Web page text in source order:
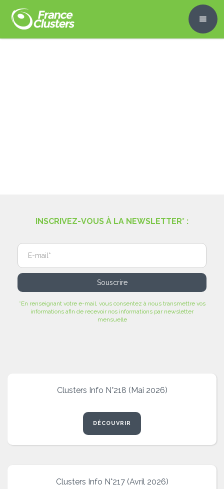
INSCRIVEZ-VOUS À LA NEWSLETTER* :
*En renseignant votre e-mail, vous consentez à nous transmettre vos
informations afin de recevoir nos informations par newsletter
mensuelle
Clusters Info N°218 (Mai 2026)
DÉCOUVRIR
Clusters Info N°217 (Avril 2026)